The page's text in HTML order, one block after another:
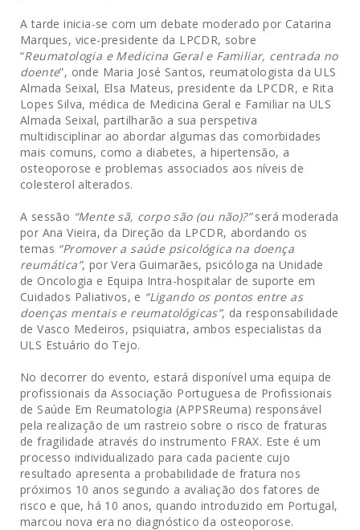
A tarde inicia-se com um debate moderado por Catarina
Marques, vice-presidente da LPCDR, sobre
“Reumatologia e Medicina Geral e Familiar, centrada no
doente”, onde Maria José Santos, reumatologista da ULS
Almada Seixal, Elsa Mateus, presidente da LPCDR, e Rita
Lopes Silva, médica de Medicina Geral e Familiar na ULS
Almada Seixal, partilharão a sua perspetiva
multidisciplinar ao abordar algumas das comorbidades
mais comuns, como a diabetes, a hipertensão, a
osteoporose e problemas associados aos níveis de
colesterol alterados.
A sessão “Mente sã, corpo são (ou não)?”será moderada
por Ana Vieira, da Direção da LPCDR, abordando os
temas “Promover a saúde psicológica na doença
reumática”, por Vera Guimarães, psicóloga na Unidade
de Oncologia e Equipa Intra-hospitalar de suporte em
Cuidados Paliativos, e “Ligando os pontos entre as
doenças mentais e reumatológicas”, da responsabilidade
de Vasco Medeiros, psiquiatra, ambos especialistas da
ULS Estuário do Tejo.
No decorrer do evento, estará disponível uma equipa de
profissionais da Associação Portuguesa de Profissionais
de Saúde Em Reumatologia (APPSReuma) responsável
pela realização de um rastreio sobre o risco de fraturas
de fragilidade através do instrumento FRAX. Este é um
processo individualizado para cada paciente cujo
resultado apresenta a probabilidade de fratura nos
próximos 10 anos segundo a avaliação dos fatores de
risco e que, há 10 anos, quando introduzido em Portugal,
marcou nova era no diagnóstico da osteoporose.